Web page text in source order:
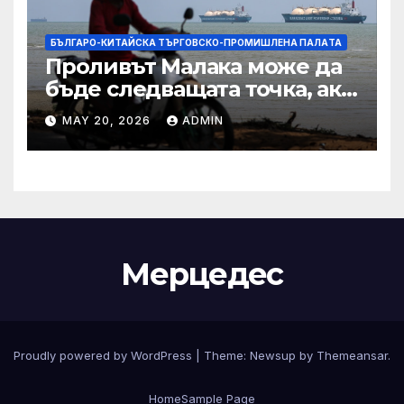
БЪЛГАРО-КИТАЙСКА ТЪРГОВСКО-ПРОМИШЛЕНА ПАЛAТА
Проливът Малака може да
бъде следващата точка, ако
Азия не внимава
MAY 20, 2026 ADMIN
Мерцедес
Proudly powered by WordPress Theme: Newsup by Themeansar.
HomeSample Page